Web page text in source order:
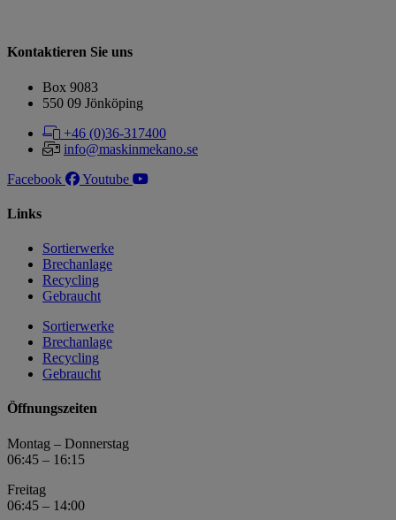
Kontaktieren Sie uns
Box 9083
​​​​​​​550 09 Jönköping
+46 (0)36-317400
info@maskinmekano.se
Facebook
Youtube
Links
Sortierwerke
Brechanlage
Recycling
Gebraucht
Sortierwerke
Brechanlage
Recycling
Gebraucht
Öffnungszeiten
Montag – Donnerstag
06:45 – 16:15
Freitag
06:45 – 14:00